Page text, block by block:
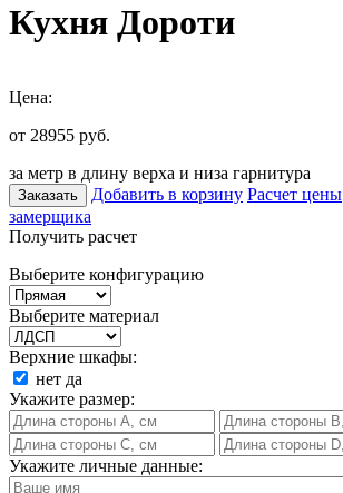
Кухня Дороти
Цена:
от 28955 руб.
за метр в длину верха и низа гарнитура
Заказать Добавить в корзину Расчет цены
замерщика
Получить расчет
Выберите конфигурацию
Выберите материал
Верхние шкафы:
нет да
Укажите размер:
Укажите личные данные: